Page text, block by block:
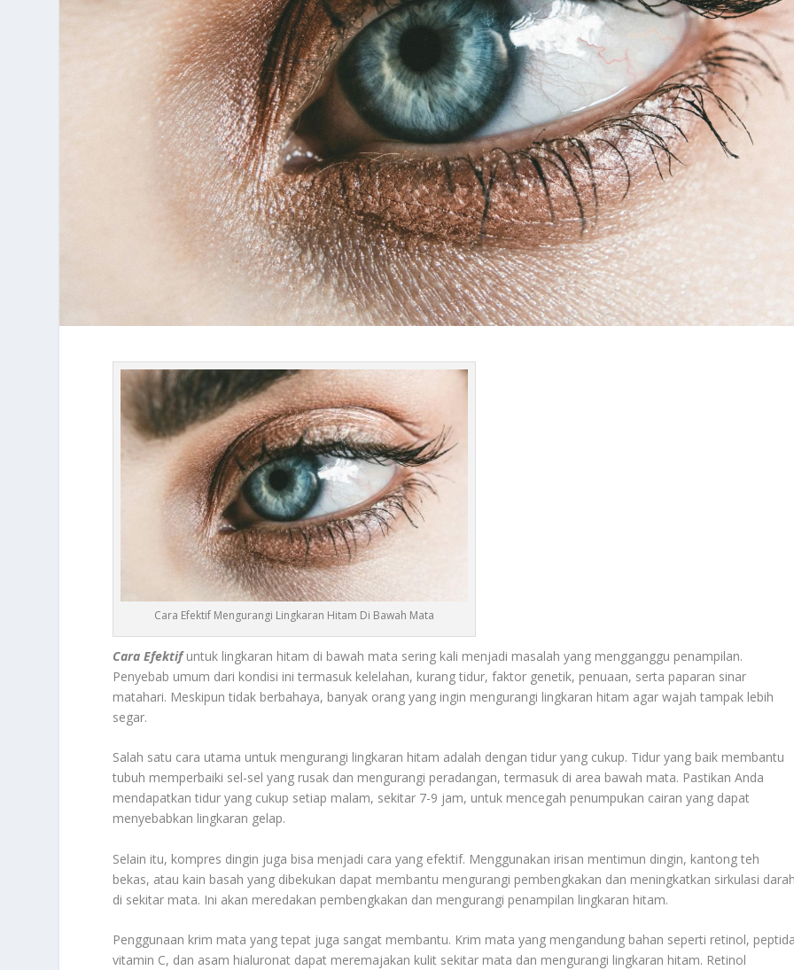
Cara Efektif Mengurangi Lingkaran Hitam Di Bawah Mata
Cara Efektifuntuk lingkaran hitam di bawah mata sering kali menjadi masalah yang mengganggu penampilan.
Penyebab umum dari kondisi ini termasuk kelelahan, kurang tidur, faktor genetik, penuaan, serta paparan sinar
matahari. Meskipun tidak berbahaya, banyak orang yang ingin mengurangi lingkaran hitam agar wajah tampak lebih
segar.
Salah satu cara utama untuk mengurangi lingkaran hitam adalah dengan tidur yang cukup. Tidur yang baik membantu
tubuh memperbaiki sel-sel yang rusak dan mengurangi peradangan, termasuk di area bawah mata. Pastikan Anda
mendapatkan tidur yang cukup setiap malam, sekitar 7-9 jam, untuk mencegah penumpukan cairan yang dapat
menyebabkan lingkaran gelap.
Selain itu, kompres dingin juga bisa menjadi cara yang efektif. Menggunakan irisan mentimun dingin, kantong teh
bekas, atau kain basah yang dibekukan dapat membantu mengurangi pembengkakan dan meningkatkan sirkulasi
di sekitar mata. Ini akan meredakan pembengkakan dan mengurangi penampilan lingkaran hitam.
Penggunaan krim mata yang tepat juga sangat membantu. Krim mata yang mengandung bahan seperti retinol,
vitamin C, dan asam hialuronat dapat meremajakan kulit sekitar mata dan mengurangi lingkaran hitam. Retinol